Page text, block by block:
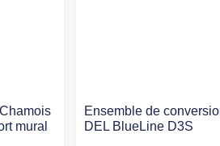
mural
Ensemble de
DEL BlueLine D3S